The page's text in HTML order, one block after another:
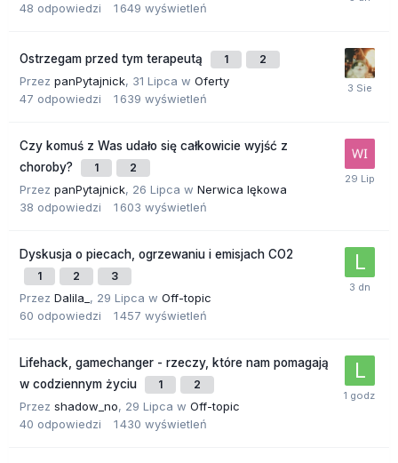
48 odpowiedzi 1 649 wyświetleń
Ostrzegam przed tym terapeutą 1 2
Przez panPytajnick, 31 Lipca w Oferty
47 odpowiedzi 1 639 wyświetleń
Czy komuś z Was udało się całkowicie wyjść z
choroby?
1 2
Przez panPytajnick, 26 Lipca w Nerwica lękowa
38 odpowiedzi 1 603 wyświetleń
Dyskusja o piecach, ogrzewaniu i emisjach CO2
1 2 3
Przez Dalila_ , 29 Lipca w Off-topic
60 odpowiedzi 1 457 wyświetleń
Lifehack, gamechanger - rzeczy, które nam pomagają
w codziennym życiu
1 2
Przez shadow_no, 29 Lipca w Off-topic
40 odpowiedzi 1 430 wyświetleń